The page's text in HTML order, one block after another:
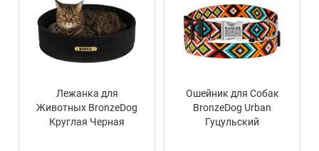
Лежанка для
Животных BronzeDog
Круглая Черная
Ошейник для Собак
BronzeDog Urban
Гуцульский